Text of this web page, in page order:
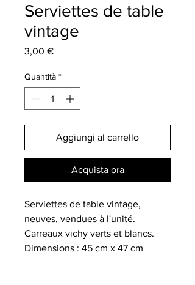
Serviettes de table
vintage
3,00 €Prezzo
Quantità *
Aggiungi al carrello
Acquista ora
Serviettes de table vintage,
neuves, vendues à l'unité.
Carreaux vichy verts et blancs.
Dimensions : 45 cm x 47 cm